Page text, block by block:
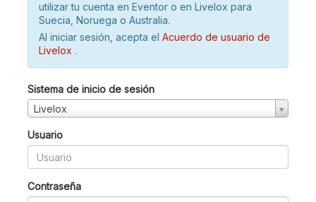
utilizar tu cuenta en Eventor o en Livelox para
Suecia, Noruega o Australia.
Al iniciar sesión, acepta el Acuerdo de usuario de
Livelox .
Sistema de inicio de sesión
Livelox
Usuario
Contraseña